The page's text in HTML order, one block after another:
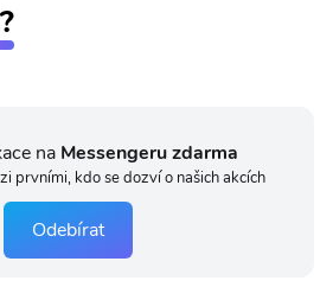
na Messengeru zdarma
prvními, kdo se dozví o našich akcích
Odebírat